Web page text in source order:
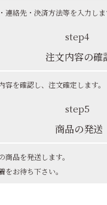
連絡先・決済方法等を入力しま
step4
注文内容の確
容を確認し、注文確定します。
step5
商品の発送
商品を発送します。
をお待ち下さい。